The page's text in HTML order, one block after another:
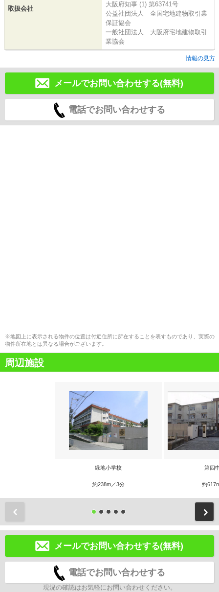
取扱会社
大阪府知事 (1) 第63741号
公益社団法人 全国宅地建物取引業
保証協会
一般社団法人 大阪府宅地建物取引
業協会
情報の見方
メールでお問い合わせする(無料)
電話でお問い合わせする
※地図上に表示される物件の位置は付近住所に所在することを表すものであり、実際の
物件所在地とは異なる場合がございます。
周辺施設
緑地小学校
約238m／3分
第四
約
メールでお問い合わせする(無料)
電話でお問い合わせする
現況の確認はお気軽にお問い合わせください。